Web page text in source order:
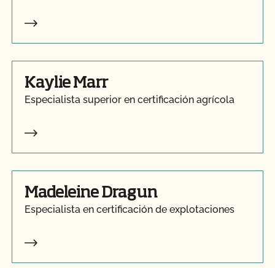
Kaylie Marr
Especialista superior en certificación agrícola
Madeleine Dragun
Especialista en certificación de explotaciones